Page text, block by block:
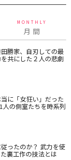
MONTHLY
月 間
勝家、自刃しての最
共にした２人の悲劇
に「女狂い」だった
人の側室たちを時系列
ったのか？ 武力を使
裏工作の技法とは